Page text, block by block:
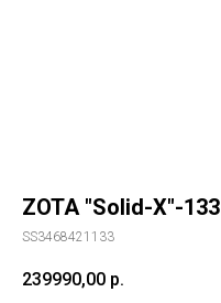
ZOTA "Solid-X"-133
SS3468421133
239990,00 р.